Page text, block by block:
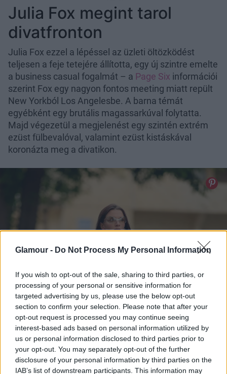
Glamour - Do Not Process My Personal Information
If you wish to opt-out of the sale, sharing to third parties, or
processing of your personal or sensitive information for
targeted advertising by us, please use the below opt-out
section to confirm your selection. Please note that after your
opt-out request is processed you may continue seeing
interest-based ads based on personal information utilized by
us or personal information disclosed to third parties prior to
your opt-out. You may separately opt-out of the further
disclosure of your personal information by third parties on the
IAB’s list of downstream participants. This information may
Julia Fox megint tarol
divatfronton
Julia Fox ezzel a lépéssel az üzleti öltözködést
teljesen a feje tetejére állította, egy új szintre emelte
a business casual fogalmát – a Page Six információi
szerint Fox egy nagyon fontos meeting miatt repült
New Yorkból Los Angelesbe. A barna témát
egyébként egy brutális magassarkúval folytatta.
Majd végezetül a megjelenést egy szintén extrém
ezüst fülbevalóval, valamint ezüst kistáskával
koronázta meg a divatikon.